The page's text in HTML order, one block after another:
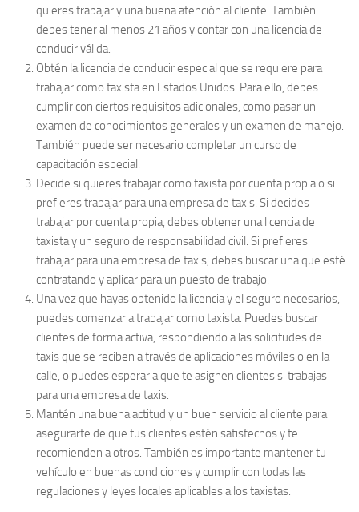
quieres trabajar y una buena atención al cliente. También
debes tener al menos 21 años y contar con una licencia de
conducir válida.
Obtén la licencia de conducir especial que se requiere para
trabajar como taxista en Estados Unidos. Para ello, debes
cumplir con ciertos requisitos adicionales, como pasar un
examen de conocimientos generales y un examen de manejo.
También puede ser necesario completar un curso de
capacitación especial.
Decide si quieres trabajar como taxista por cuenta propia o si
prefieres trabajar para una empresa de taxis. Si decides
trabajar por cuenta propia, debes obtener una licencia de
taxista y un seguro de responsabilidad civil. Si prefieres
trabajar para una empresa de taxis, debes buscar una que esté
contratando y aplicar para un puesto de trabajo.
Una vez que hayas obtenido la licencia y el seguro necesarios,
puedes comenzar a trabajar como taxista. Puedes buscar
clientes de forma activa, respondiendo a las solicitudes de
taxis que se reciben a través de aplicaciones móviles o en la
calle, o puedes esperar a que te asignen clientes si trabajas
para una empresa de taxis.
Mantén una buena actitud y un buen servicio al cliente para
asegurarte de que tus clientes estén satisfechos y te
recomienden a otros. También es importante mantener tu
vehículo en buenas condiciones y cumplir con todas las
regulaciones y leyes locales aplicables a los taxistas.